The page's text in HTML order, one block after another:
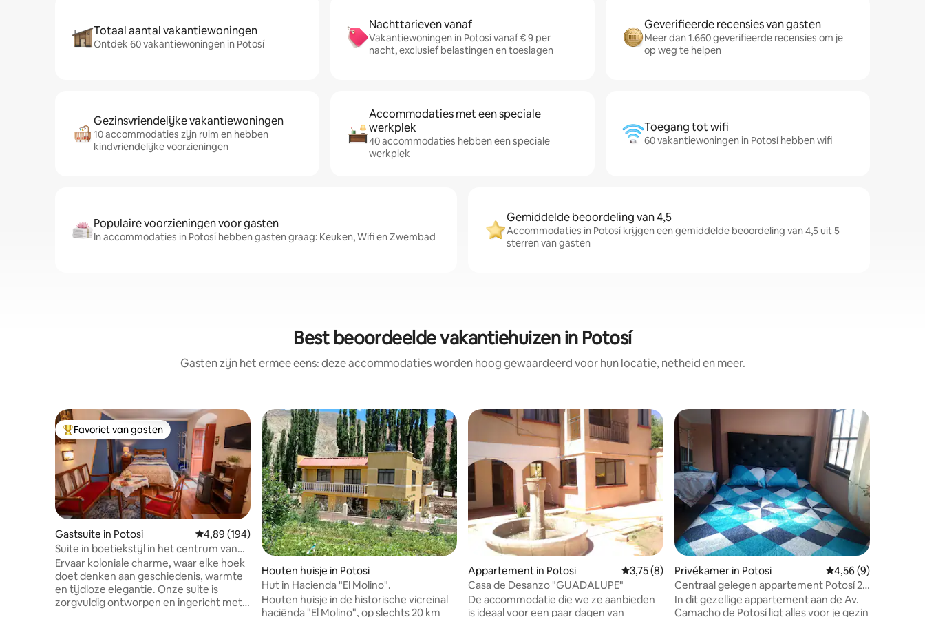
Totaal aantal vakantiewoningen
Ontdek 60 vakantiewoningen in Potosí
Nachttarieven vanaf
Vakantiewoningen in Potosí vanaf € 9 per
nacht, exclusief belastingen en toeslagen
Geverifieerde recensies van gasten
Meer dan 1.660 geverifieerde recensies om je
op weg te helpen
Gezinsvriendelijke vakantiewoningen
10 accommodaties zijn ruim en hebben
kindvriendelijke voorzieningen
Accommodaties met een speciale
werkplek
40 accommodaties hebben een speciale
werkplek
Toegang tot wifi
60 vakantiewoningen in Potosí hebben wifi
Populaire voorzieningen voor gasten
In accommodaties in Potosí hebben gasten graag: Keuken, Wifi en Zwembad
Gemiddelde beoordeling van 4,5
Accommodaties in Potosí krijgen een gemiddelde beoordeling van 4,5 uit 5
sterren van gasten
Best beoordeelde vakantiehuizen in Potosí
Gasten zijn het ermee eens: deze accommodaties worden hoog gewaardeerd voor hun locatie, netheid en meer.
Topfavoriet van gasten
Favoriet van gasten
Gastsuite in Potosi Gemiddelde beoordeling van 4,89 uit 5, 194 recensies
4,89 (194)
Suite in boetiekstijl in het centrum van
Potosí
Ervaar koloniale charme, waar elke hoek
doet denken aan geschiedenis, warmte
en tijdloze elegantie. Onze suite is
zorgvuldig ontworpen en ingericht met
Houten huisje in Potosi
Hut in Hacienda "El Molino".
Houten huisje in de historische vicreinal
haciënda "El Molino", op slechts 20 km
Appartement in Potosi Gemiddelde beoordeling van 3,75 uit 5, 8 recensies
3,75 (8)
Casa de Desanzo "GUADALUPE"
De accommodatie die we ze aanbieden
is ideaal voor een paar dagen van
Privékamer in Potosi Gemiddelde
4,56 (9)
Centraal gelegen appartement Potosí 2
slaapkamers
In dit gezellige appartement aan de Av.
Camacho de Potosí ligt alles voor je gezin